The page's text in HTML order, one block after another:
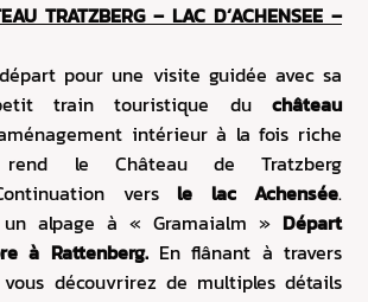
TRATZBERG – LAC D‘ACHENSEE –
pour une visite guidée avec sa
train touristique du château
intérieur à la fois riche
le Château de Tratzberg
versle lac Achensée.
un alpage à « Gramaialm » Départ
à Rattenberg.En flânant à travers
découvrirez de multiples détails